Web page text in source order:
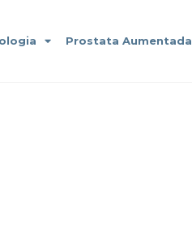
Prostata Aumentada